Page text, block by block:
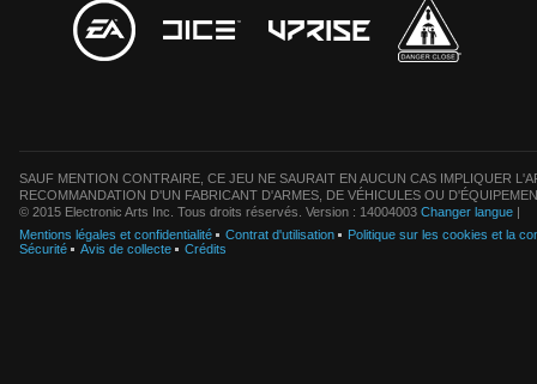
SAUF MENTION CONTRAIRE, CE JEU NE SAURAIT EN AUCUN CAS IMPLIQUER
RECOMMANDATION D'UN FABRICANT D'ARMES, DE VÉHICULES OU
© 2015 Electronic Arts Inc. Tous droits réservés. Version : 14004003 Changer langue |
Mentions légales et confidentialité
Contrat d'utilisation
Politique sur les cookies et la
Sécurité
Avis de collecte Crédits